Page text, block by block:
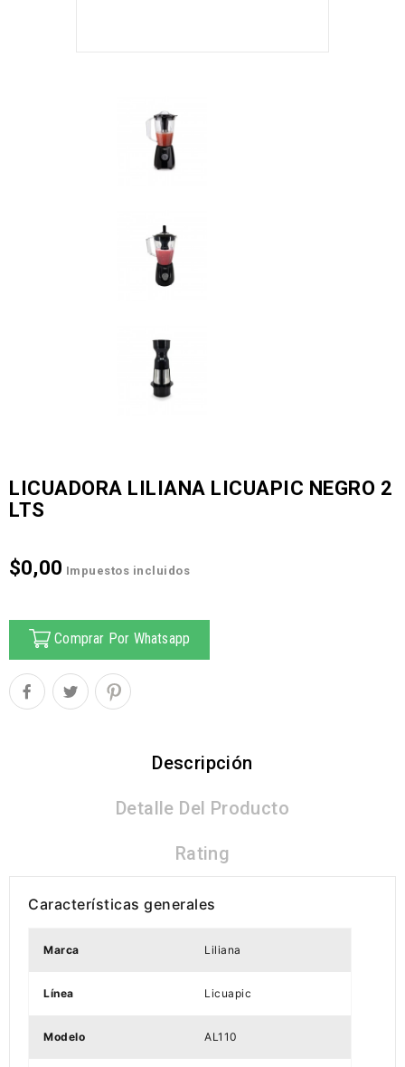
LICUADORA LILIANA LICUAPIC NEGRO 2
LTS
$0,00 Impuestos incluidos
Comprar Por Whatsapp
Descripción
Detalle Del Producto
Rating
Características generales
Marca Liliana
Línea Licuapic
Modelo AL110